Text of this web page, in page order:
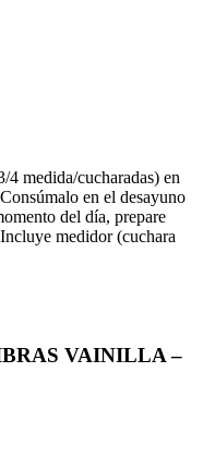
medida/cucharadas) en
en el desayuno
del día, prepare
medidor (cuchara
VAINILLA –